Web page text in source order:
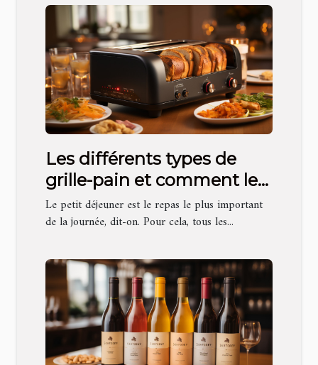
Les différents types de
grille-pain et comment les
choisir?
Le petit déjeuner est le repas le plus important
de la journée, dit-on. Pour cela, tous les...